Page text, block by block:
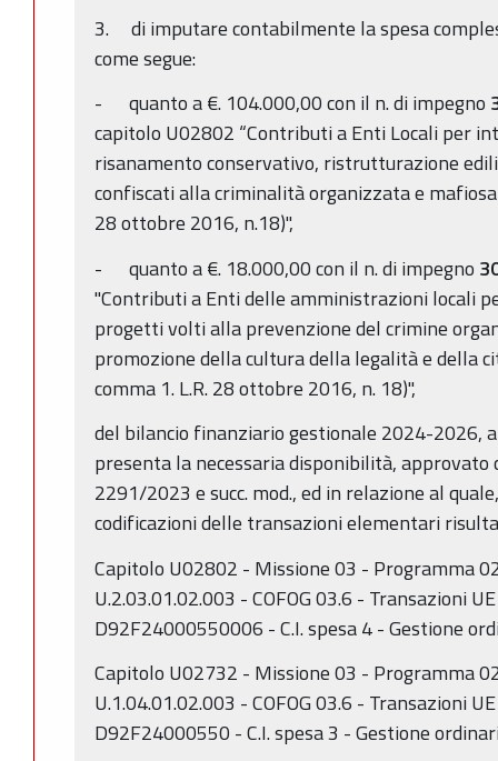
3. di imputare contabilmente la spesa
come segue:
- quanto a €. 104.000,00 con il n. di impegno
capitolo U02802 “Contributi a Enti Locali per
risanamento conservativo, ristrutturazione
confiscati alla criminalità organizzata e
28 ottobre 2016, n.18)",
- quanto a €. 18.000,00 con il n. di impegno
"Contributi a Enti delle amministrazioni locali
progetti volti alla prevenzione del crimine
promozione della cultura della legalità e della
comma 1. L.R. 28 ottobre 2016, n. 18)",
del bilancio finanziario gestionale 2024-2026,
presenta la necessaria disponibilità, approvato
2291/2023 e succ. mod., ed in relazione al
codificazioni delle transazioni elementari
Capitolo U02802 - Missione 03 - Programma
U.2.03.01.02.003 - COFOG 03.6 - Transazioni
D92F24000550006 - C.I. spesa 4 - Gestione
Capitolo U02732 - Missione 03 - Programma
U.1.04.01.02.003 - COFOG 03.6 - Transazioni
D92F24000550 - C.I. spesa 3 - Gestione